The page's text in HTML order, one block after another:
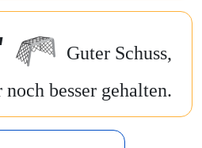
Guter Schuss,
noch besser gehalten.